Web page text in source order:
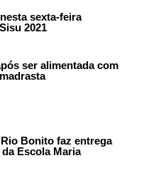
sexta-feira
2021
ser alimentada com
Bonito faz entrega
Escola Maria